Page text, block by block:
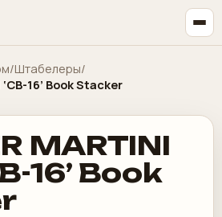
/Штабелеры/
16’ Book Stacker
MARTINI
16’ Book